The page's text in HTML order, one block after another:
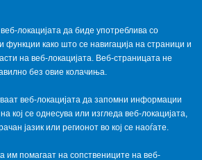
локацијата да биде употреблива со
како што се навигација на страници и
на веб-локацијата. Веб-страницата не
без овие колачиња.
веб-локацијата да запомни информации
кој се однесува или изгледа веб-локацијата,
јазик или регионот во кој се наоѓате.
им помагаат на сопствениците на веб-